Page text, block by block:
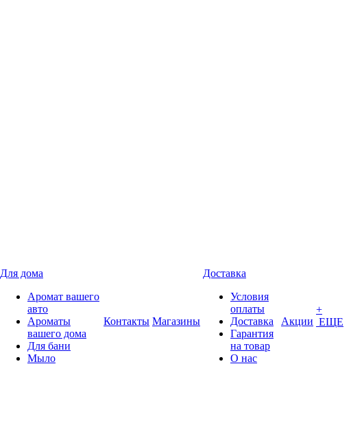
Для дома
Аромат вашего
авто
Ароматы
вашего дома
Для бани
Мыло
Контакты Магазины
Доставка
Условия
оплаты
Доставка
Гарантия
на товар
О нас
Акции
+
ЕЩЕ